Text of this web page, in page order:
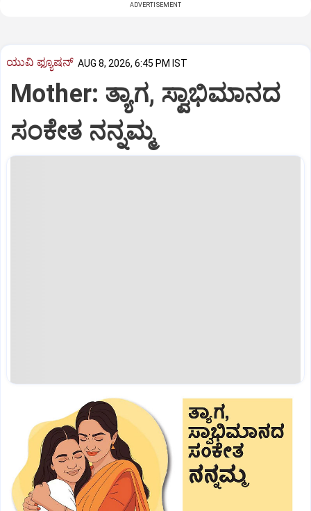
ADVERTISEMENT
ಯುವಿ ಫ್ಯೂಷನ್ AUG 8, 2026, 6:45 PM IST
Mother: ತ್ಯಾಗ, ಸ್ವಾಭಿಮಾನದ
ಸಂಕೇತ ನನ್ನಮ್ಮ